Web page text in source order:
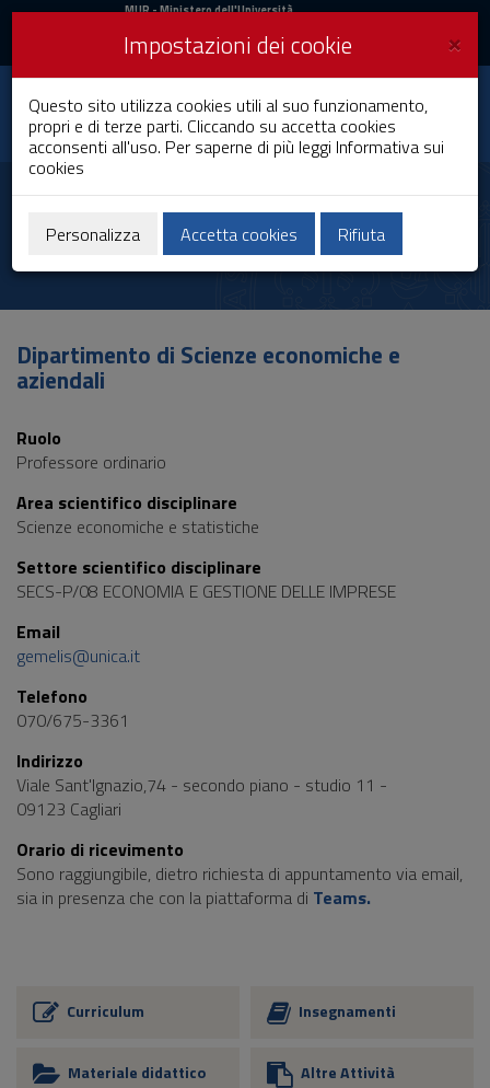
Vai
al
navigazione
sito
al
Footer
MIUR
Accedi
MUR- Ministero dell'Università
Accedi UniCA News
Toggle
navigation
Università degli
Studi di Cagliari
Giuseppe Melis
Dipartimento di Scienze economiche e
aziendali
Ruolo
Professore ordinario
Area scientifico disciplinare
Scienze economiche e statistiche
Settore scientifico disciplinare
SECS-P/08 ECONOMIA E GESTIONE DELLE IMPRESE
Email
gemelis@unica.it
Telefono
070/675-3361
Indirizzo
Viale Sant'Ignazio,74 - secondo piano - studio 11 -
09123 Cagliari
Orario di ricevimento
Sono raggiungibile, dietro richiesta di appuntamento via email,
sia in presenza che con la piattaforma di Teams.
Curriculum Insegnamenti
Materiale didattico Altre Attività
×
Impostazioni dei cookie
Questo sito utilizza cookies utili al suo funzionamento,
propri e di terze parti. Cliccando su accetta cookies
acconsenti all'uso. Per saperne di più leggi Informativa sui
cookies
Personalizza Accetta cookies Rifiuta